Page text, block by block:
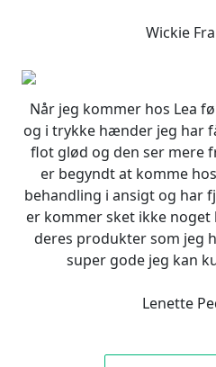
Wickie
Når jeg kommer hos Lea
og i trykke hænder jeg har
flot glød og den ser mere
er begyndt at komme
behandling i ansigt og har
er kommer sket ikke
deres produkter som jeg
super gode jeg kan
Lenette